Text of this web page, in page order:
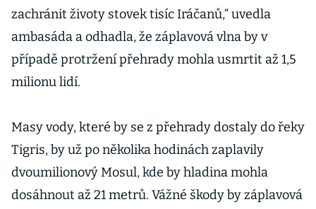
zachránit životy stovek tisíc Iráčanů,“ uvedla
ambasáda a odhadla, že záplavová vlna by v
případě protržení přehrady mohla usmrtit až 1,5
milionu lidí.
Masy vody, které by se z přehrady dostaly do řeky
Tigris, by už po několika hodinách zaplavily
dvoumilionový Mosul, kde by hladina mohla
dosáhnout až 21 metrů. Vážné škody by záplavová